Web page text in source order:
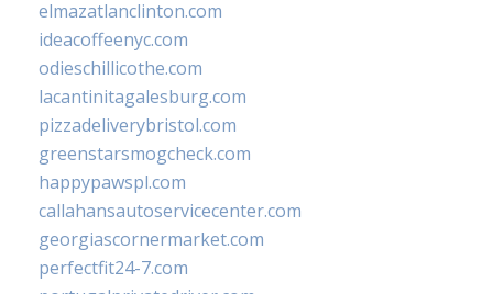
elmazatlanclinton.com
ideacoffeenyc.com
odieschillicothe.com
lacantinitagalesburg.com
pizzadeliverybristol.com
greenstarsmogcheck.com
happypawspl.com
callahansautoservicecenter.com
georgiascornermarket.com
perfectfit24-7.com